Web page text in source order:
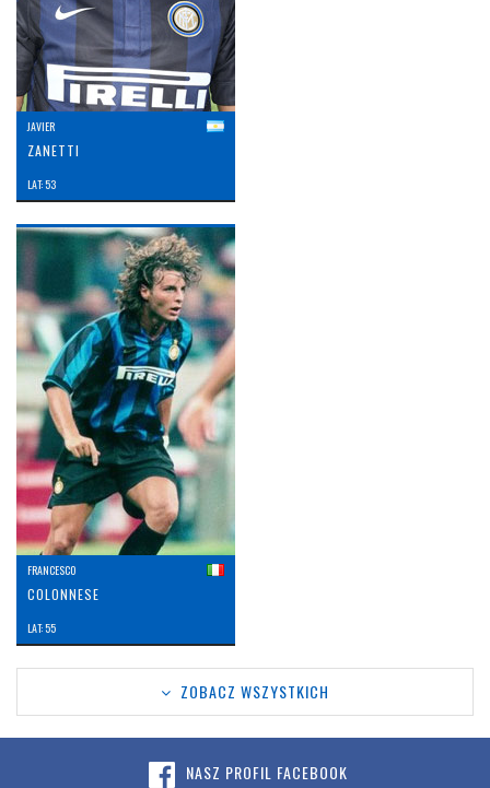
JAVIER
ZANETTI
LAT: 53
FRANCESCO
COLONNESE
LAT: 55
ZOBACZ WSZYSTKICH
NASZ PROFIL FACEBOOK